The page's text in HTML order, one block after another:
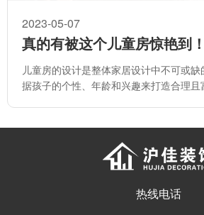
2023-05-07
真的有被这个儿童房惊艳到！
儿童房的设计是整体家居设计中不可或
据孩子的个性、年龄和兴趣来打造合理
热线电话